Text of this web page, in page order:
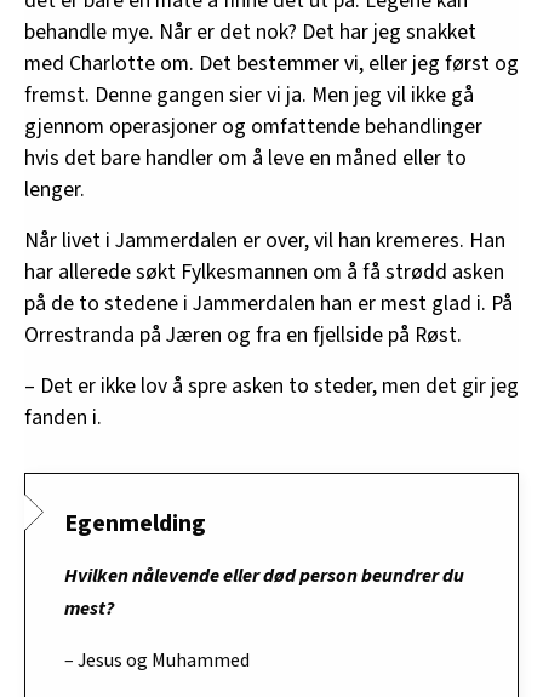
behandle mye. Når er det nok? Det har jeg snakket
med Charlotte om. Det bestemmer vi, eller jeg først og
fremst. Denne gangen sier vi ja. Men jeg vil ikke gå
gjennom operasjoner og omfattende behandlinger
hvis det bare handler om å leve en måned eller to
lenger.
Når livet i Jammerdalen er over, vil han kremeres. Han
har allerede søkt Fylkesmannen om å få strødd asken
på de to stedene i Jammerdalen han er mest glad i. På
Orrestranda på Jæren og fra en fjellside på Røst.
– Det er ikke lov å spre asken to steder, men det gir jeg
fanden i.
Egenmelding
Hvilken nålevende eller død person beundrer du
mest?
– Jesus og Muhammed